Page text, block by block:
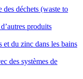
déchets (waste to
produits
et du zinc dans les bains
des systèmes de